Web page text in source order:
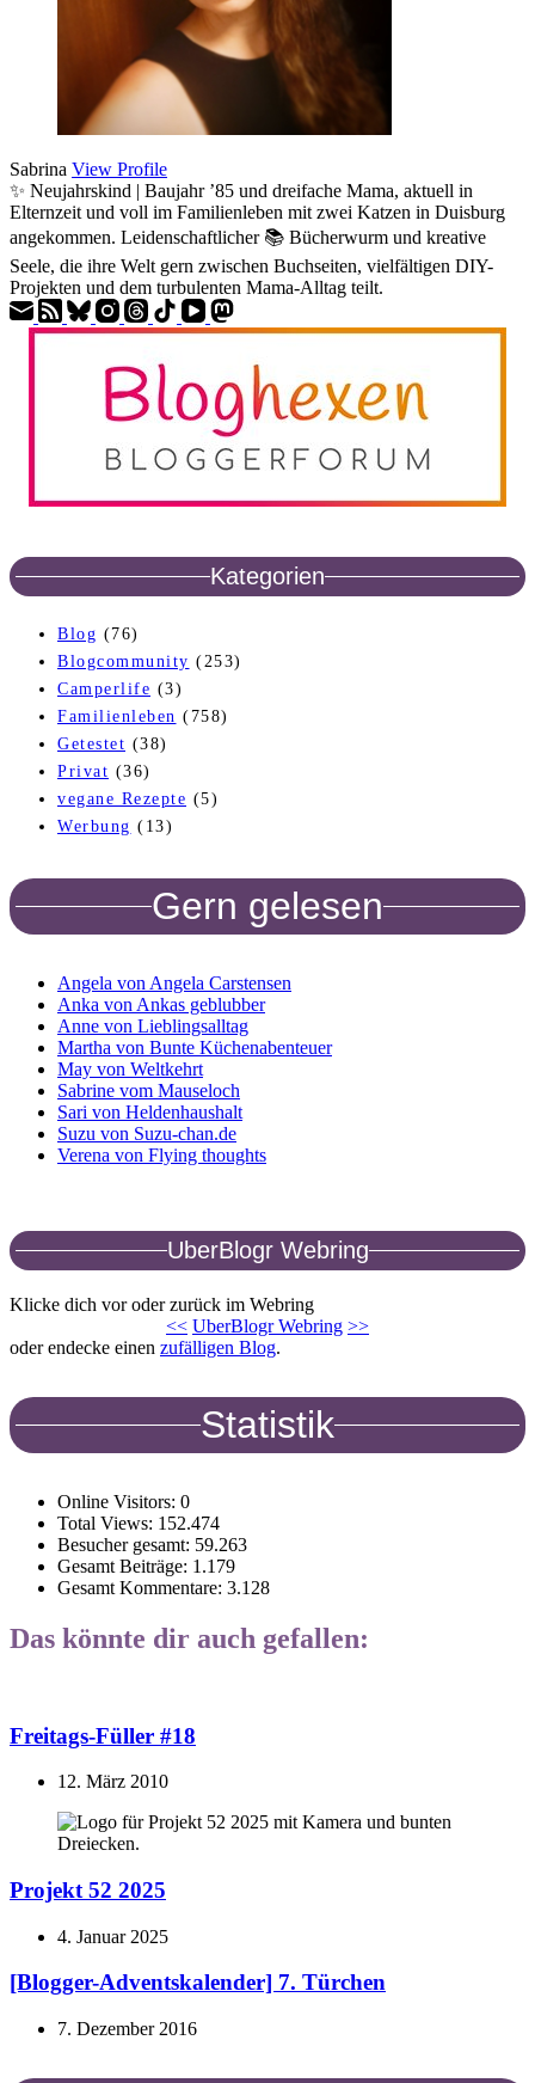
Sabrina View Profile
✨ Neujahrskind | Baujahr ’85 und dreifache Mama, aktuell in
Elternzeit und voll im Familienleben mit zwei Katzen in Duisburg
angekommen. Leidenschaftlicher 📚 Bücherwurm und kreative
Seele, die ihre Welt gern zwischen Buchseiten, vielfältigen DIY-
Projekten und dem turbulenten Mama-Alltag teilt.
Kategorien
Blog (76)
Blogcommunity (253)
Camperlife (3)
Familienleben (758)
Getestet (38)
Privat (36)
vegane Rezepte (5)
Werbung (13)
Gern gelesen
Angela von Angela Carstensen
Anka von Ankas geblubber
Anne von Lieblingsalltag
Martha von Bunte Küchenabenteuer
May von Weltkehrt
Sabrine vom Mauseloch
Sari von Heldenhaushalt
Suzu von Suzu-chan.de
Verena von Flying thoughts
UberBlogr Webring
Klicke dich vor oder zurück im Webring
<< UberBlogr Webring >>
oder endecke einen zufälligen Blog.
Statistik
Online Visitors: 0
Total Views: 152.474
Besucher gesamt: 59.263
Gesamt Beiträge: 1.179
Gesamt Kommentare: 3.128
Das könnte dir auch gefallen:
Freitags-Füller #18
12. März 2010
Projekt 52 2025
4. Januar 2025
[Blogger-Adventskalender] 7. Türchen
7. Dezember 2016